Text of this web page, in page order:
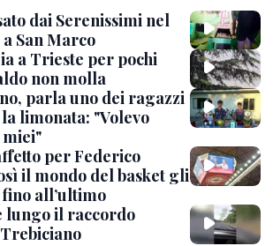
dai Serenissimi nel
San Marco
a Trieste per pochi
non molla
parla uno dei ragazzi
limonata: "Volevo
miei"
per Federico
il mondo del basket gli
fino all’ultimo
lungo il raccordo